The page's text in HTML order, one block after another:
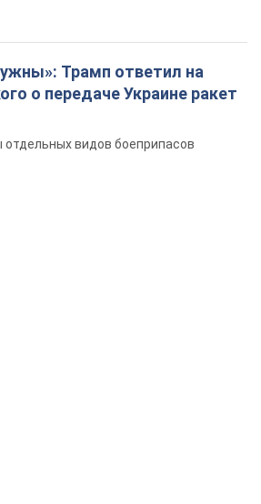
Трамп ответил на
о передаче Украине ракет
видов боеприпасов